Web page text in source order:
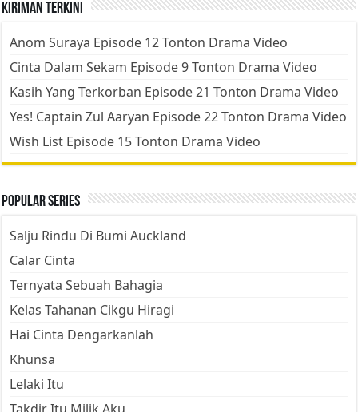
Kiriman Terkini
Anom Suraya Episode 12 Tonton Drama Video
Cinta Dalam Sekam Episode 9 Tonton Drama Video
Kasih Yang Terkorban Episode 21 Tonton Drama Video
Yes! Captain Zul Aaryan Episode 22 Tonton Drama Video
Wish List Episode 15 Tonton Drama Video
Popular Series
Salju Rindu Di Bumi Auckland
Calar Cinta
Ternyata Sebuah Bahagia
Kelas Tahanan Cikgu Hiragi
Hai Cinta Dengarkanlah
Khunsa
Lelaki Itu